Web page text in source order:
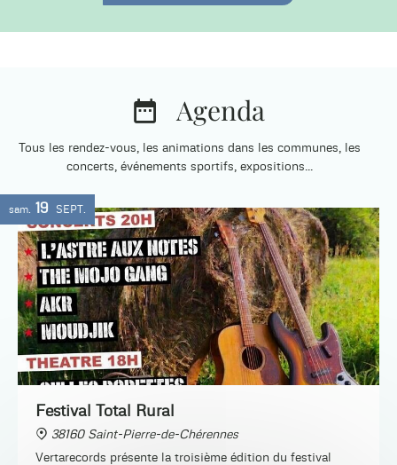
Agenda
Tous les rendez-vous, les animations dans les communes, les
concerts, événements sportifs, expositions...
sam. 19 SEPT.
Festival Total Rural
38160 Saint-Pierre-de-Chérennes
Vertarecords présente la troisième édition du festival